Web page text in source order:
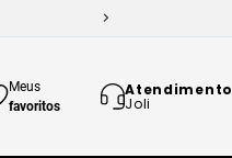
Meus
favoritos
Atendimento
Joli